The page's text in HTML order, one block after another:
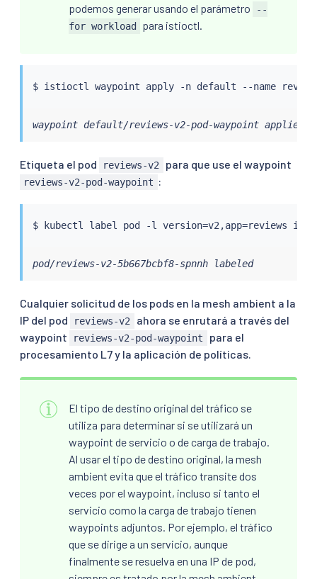
podemos generar usando el parámetro
--
for workload
para istioctl.
$ istioctl
waypoint default/reviews-v2-pod-waypoint applied
Etiqueta el pod reviews-v2 para que use el waypoint
reviews-v2-pod-waypoint :
$ kubectl label pod -l version=v2,app=reviews
pod/reviews-v2-5b667bcbf8-spnnh labeled
Cualquier solicitud de los pods en la mesh ambient a la
IP del pod
reviews-v2
ahora se enrutará a través del
waypoint
reviews-v2-pod-waypoint
para el
procesamiento L7 y la aplicación de políticas.
El tipo de destino original del tráfico se
utiliza para determinar si se utilizará un
waypoint de servicio o de carga de trabajo.
Al usar el tipo de destino original, la mesh
ambient evita que el tráfico transite dos
veces por el waypoint, incluso si tanto el
servicio como la carga de trabajo tienen
waypoints adjuntos. Por ejemplo, el tráfico
que se dirige a un servicio, aunque
finalmente se resuelva en una IP de pod,